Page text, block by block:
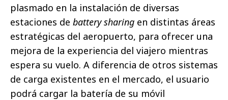
plasmado en la instalación de diversas
estaciones de battery sharing en distintas áreas
estratégicas del aeropuerto, para ofrecer una
mejora de la experiencia del viajero mientras
espera su vuelo. A diferencia de otros sistemas
de carga existentes en el mercado, el usuario
podrá cargar la batería de su móvil